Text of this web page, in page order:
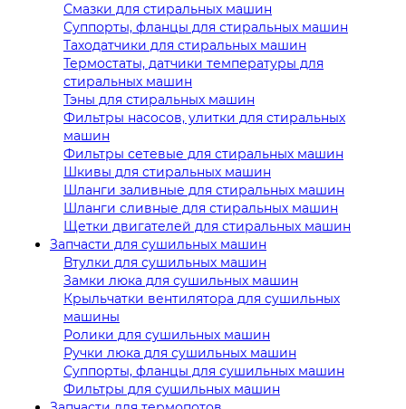
Смазки для стиральных машин
Суппорты, фланцы для стиральных машин
Таходатчики для стиральных машин
Термостаты, датчики температуры для
стиральных машин
Тэны для стиральных машин
Фильтры насосов, улитки для стиральных
машин
Фильтры сетевые для стиральных машин
Шкивы для стиральных машин
Шланги заливные для стиральных машин
Шланги сливные для стиральных машин
Щетки двигателей для стиральных машин
Запчасти для сушильных машин
Втулки для сушильных машин
Замки люка для сушильных машин
Крыльчатки вентилятора для сушильных
машины
Ролики для сушильных машин
Ручки люка для сушильных машин
Суппорты, фланцы для сушильных машин
Фильтры для сушильных машин